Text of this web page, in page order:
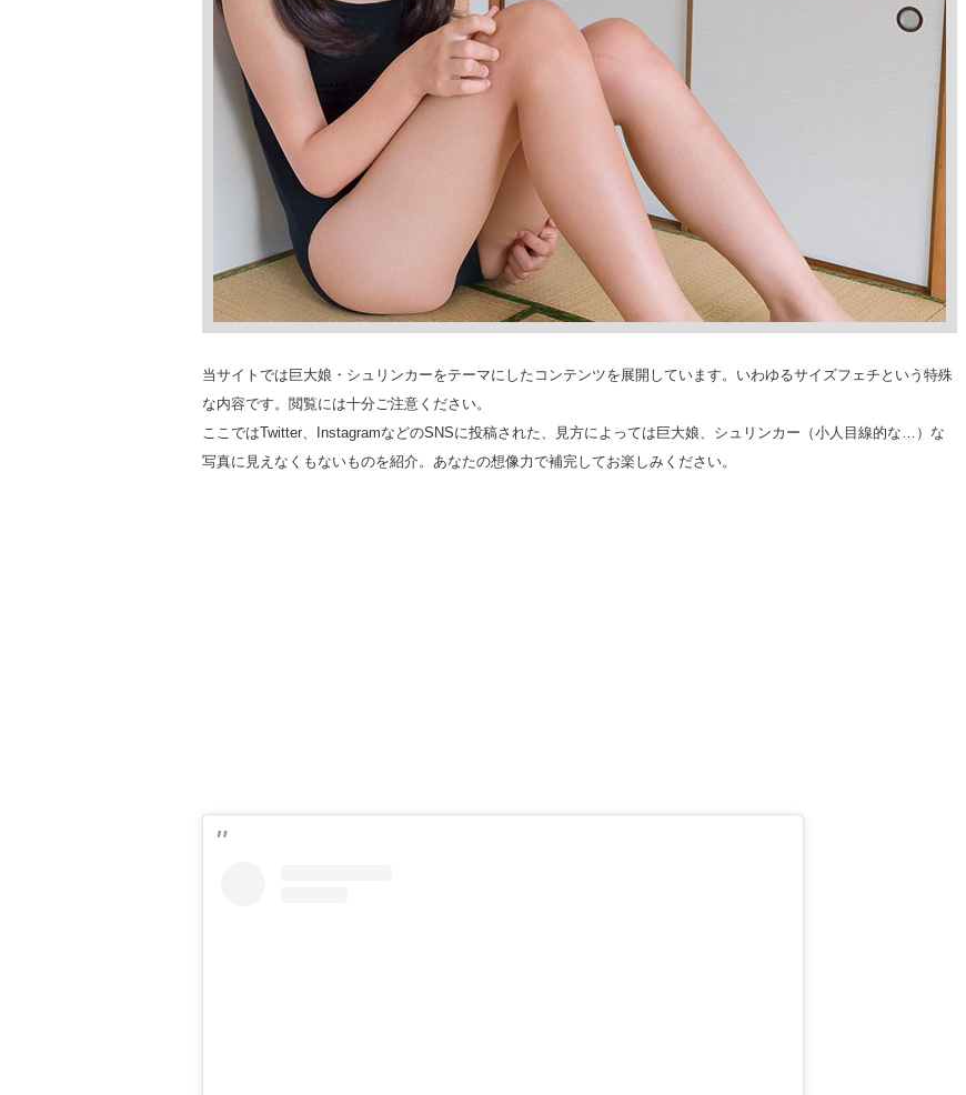
当サイトでは巨大娘・シュリンカーをテーマにしたコンテンツを展開しています。いわゆるサイズフェチという特殊
な内容です。閲覧には十分ご注意ください。
ここではTwitter、InstagramなどのSNSに投稿された、見方によっては巨大娘、シュリンカー（小人目線的な…）な
写真に見えなくもないものを紹介。あなたの想像力で補完してお楽しみください。